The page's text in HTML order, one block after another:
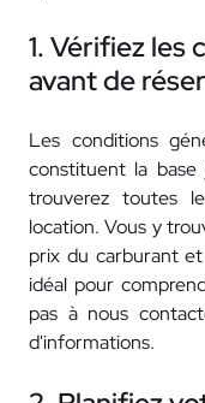
1. Vérifiez les
avant de
Les conditions
constituent la
trouverez toutes
location. Vous y
prix du carburant
idéal pour
pas à nous
d'informations.